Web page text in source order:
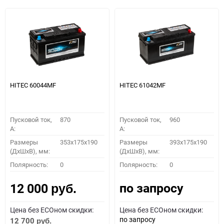
HITEC 60044MF
Пусковой ток,
A:
870
Размеры
(ДхШхВ), мм:
353x175x190
Полярность: 0
12 000 руб.
Цена без ECOном скидки:
12 700 руб.
HITEC 61042MF
Пусковой ток,
A:
960
Размеры
(ДхШхВ), мм:
393x175x190
Полярность: 0
по запросу
Цена без ECOном скидки:
по запросу